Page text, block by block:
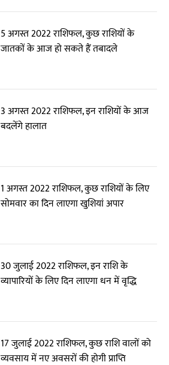
5 अगस्त 2022 राशिफल, कुछ राशियों के
जातकों के आज हो सकते हैं तबादले
3 अगस्त 2022 राशिफल, इन राशियों के आज
बदलेंगे हालात
1 अगस्त 2022 राशिफल, कुछ राशियों के लिए
सोमवार का दिन लाएगा खुशियां अपार
30 जुलाई 2022 राशिफल, इन राशि के
व्यापारियों के लिए दिन लाएगा धन में वृद्धि
17 जुलाई 2022 राशिफल, कुछ राशि वालों को
व्यवसाय में नए अवसरों की होगी प्राप्ति